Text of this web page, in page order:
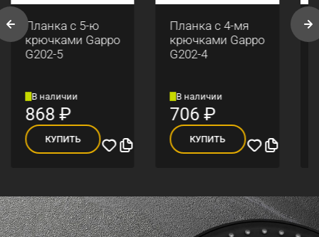
Планка с 5-ю
крючками Gappo
G202-5
В наличии
868₽
КУПИТЬ
Планка с 4-мя
крючками Gappo
G202-4
В наличии
706₽
КУПИТЬ